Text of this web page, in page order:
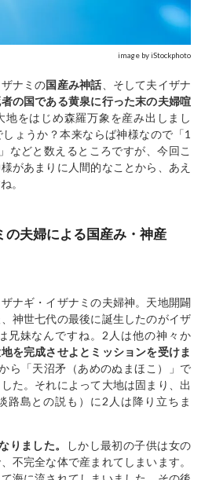
image by iStockphoto
ナミの国産み神話、そして夫イザナ
の国である黄泉に行った末の夫婦喧
地をはじめ森羅万象を産み出しまし
ょうか？本来ならば神様なので「1
などと数えるところですが、今回こ
があまりに人間的なことから、あえ
。
の夫婦による国産み・神産
ナギ・イザナミの夫婦神。天地開闢
神世七代の最後に誕生したのがイザ
兄妹なんですね。2人は他の神々か
を完成させよとミッションを受けま
ら「天沼矛（あめのぬまほこ）」で
た。それによって大地は固まり、出
路島との説も）に2人は降り立ちま
りました。
しかし最初の子供は女の
不完全な体で産まれてしまいます。